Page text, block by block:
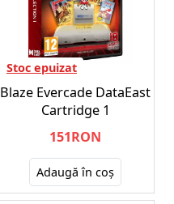
Stoc epuizat
Blaze Evercade DataEast
Cartridge 1
151RON
Adaugă în coş